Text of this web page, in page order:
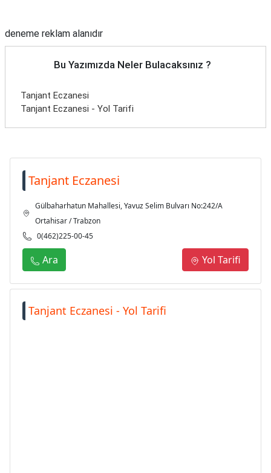
deneme reklam alanıdır
Bu Yazımızda Neler Bulacaksınız ?
Tanjant Eczanesi
Tanjant Eczanesi - Yol Tarifi
Tanjant Eczanesi
Gülbaharhatun Mahallesi, Yavuz Selim Bulvarı No:242/A
Ortahisar / Trabzon
0(462)225-00-45
Ara Yol Tarifi
Tanjant Eczanesi - Yol Tarifi